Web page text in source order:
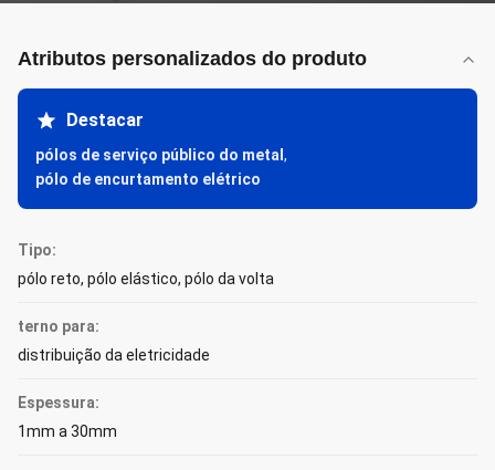
Atributos personalizados do produto
Destacar
pólos de serviço público do metal ,
pólo de encurtamento elétrico
Tipo:
pólo reto, pólo elástico, pólo da volta
terno para:
distribuição da eletricidade
Espessura:
1mm a 30mm